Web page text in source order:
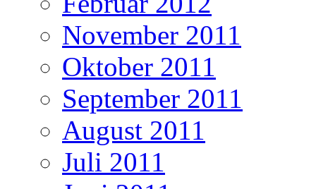
November 2011
Oktober 2011
September 2011
August 2011
Juli 2011